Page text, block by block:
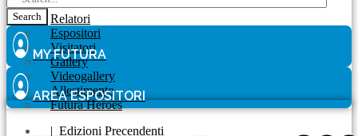
Relatori
Espositori
Visitatori
Gallery
Videogallery
Allestimento
Futura Heroes
| Edizioni Precendenti
Search
MY FUTURA
AREA ESPOSITORI